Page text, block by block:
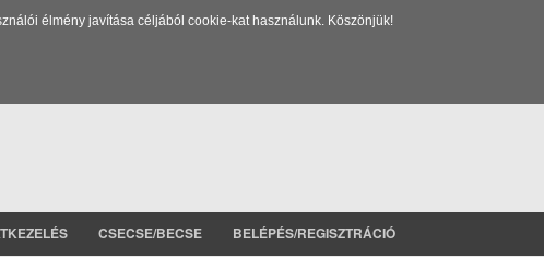
élmény javítása céljából cookie-kat használunk. Köszönjük!
CSECSE/BECSE BELÉPÉS/REGISZTRÁCIÓ